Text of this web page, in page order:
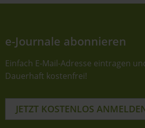
e-Journale abonnieren
Einfach E-Mail-Adresse eintragen
Dauerhaft kostenfrei!
JETZT KOSTENLOS